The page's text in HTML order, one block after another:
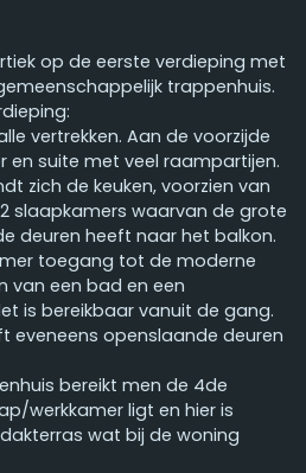
op de eerste verdieping met
trappenhuis.
vertrekken. Aan de voorzijde
en suite met veel raampartijen.
zich de keuken, voorzien van
slaapkamers waarvan de grote
deuren heeft naar het balkon.
toegang tot de moderne
van een bad en een
is bereikbaar vanuit de gang.
eveneens openslaande deuren
bereikt men de 4de
werkkamer ligt en hier is
wat bij de woning